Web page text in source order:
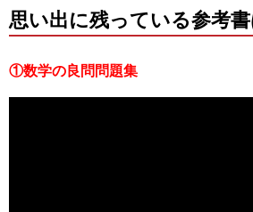
思い出に残っている参考書
①数学の良問問題集